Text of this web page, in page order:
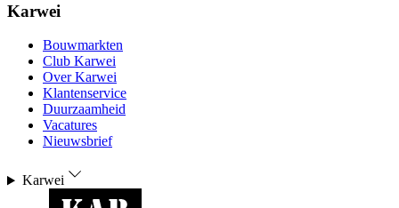
Karwei
Bouwmarkten
Club Karwei
Over Karwei
Klantenservice
Duurzaamheid
Vacatures
Nieuwsbrief
Karwei